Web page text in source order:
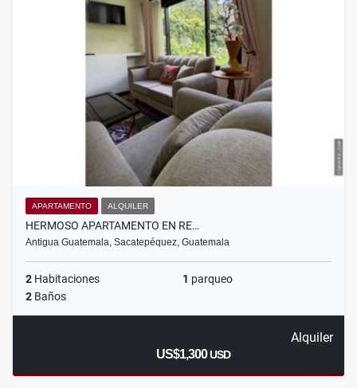
APARTAMENTO ALQUILER
HERMOSO APARTAMENTO EN RE…
Antigua Guatemala, Sacatepéquez, Guatemala
2 Habitaciones 1 parqueo
2 Baños
Alquiler
US$1,300USD